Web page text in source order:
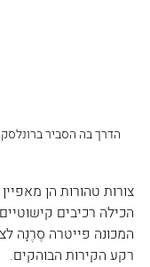
הדרך בה הסביר
צורות טהורות הן
הכילה רכיבים
המכונה פייטרה סֶרֶנָה
רקע הקירות הבוהקים.